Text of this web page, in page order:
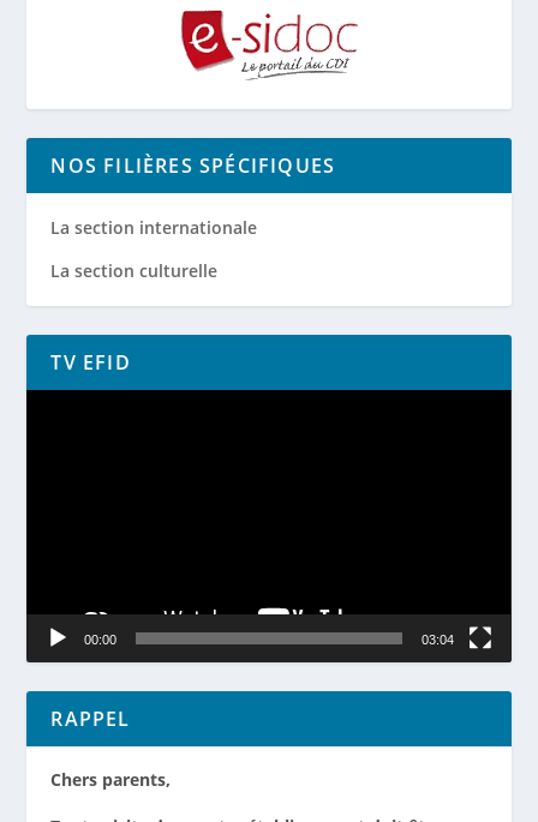
NOS FILIÈRES SPÉCIFIQUES
La section internationale
La section culturelle
TV EFID
00:00 03:04
RAPPEL
Chers parents,